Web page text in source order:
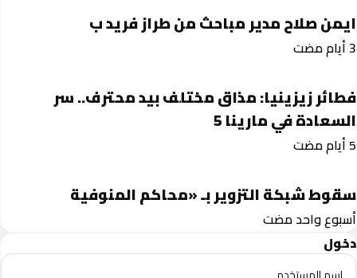
ايمن صلاح مدير مباحث من طراز فريد ب
فطائر زيزينيا: مذاق مختلف بيد محترف.. سر
السعادة في مارينا 5
سقوط شبكة التزوير بـ «محاكم المنوفية
‏أسبوع واحد مضت
دخول